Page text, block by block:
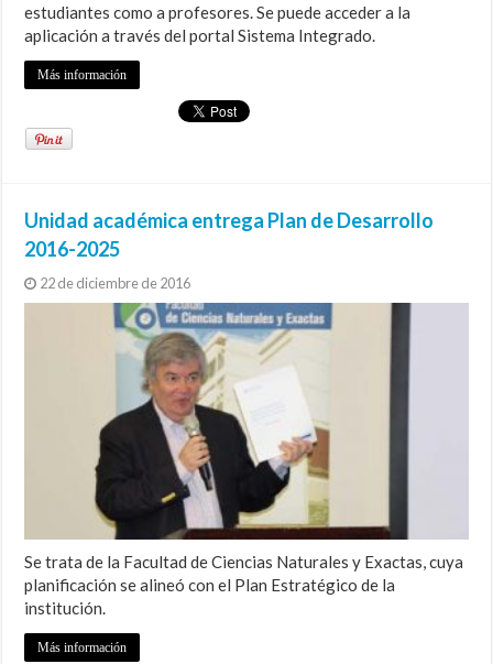
estudiantes como a profesores. Se puede acceder a la
aplicación a través del portal Sistema Integrado.
Más información
Unidad académica entrega Plan de Desarrollo
2016-2025
22 de diciembre de 2016
Se trata de la Facultad de Ciencias Naturales y Exactas, cuya
planificación se alineó con el Plan Estratégico de la
institución.
Más información